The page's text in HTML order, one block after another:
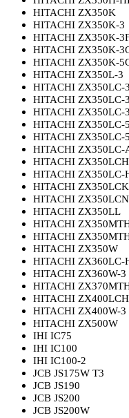
HITACHI ZX350K
HITACHI ZX350K-3
HITACHI ZX350K-
HITACHI ZX350K-
HITACHI ZX350K-
HITACHI ZX350L-3
HITACHI ZX350LC-
HITACHI ZX350LC-
HITACHI ZX350LC-
HITACHI ZX350LC-
HITACHI ZX350LC-
HITACHI ZX350LC-
HITACHI
HITACHI ZX350LC-
HITACHI
HITACHI
HITACHI ZX350LL
HITACHI
HITACHI
HITACHI ZX350W
HITACHI ZX360LC-
HITACHI ZX360W-3
HITACHI
HITACHI
HITACHI ZX400W-3
HITACHI ZX500W
IHI IC75
IHI IC100
IHI IC100-2
JCB JS175W T3
JCB JS190
JCB JS200
JCB JS200W